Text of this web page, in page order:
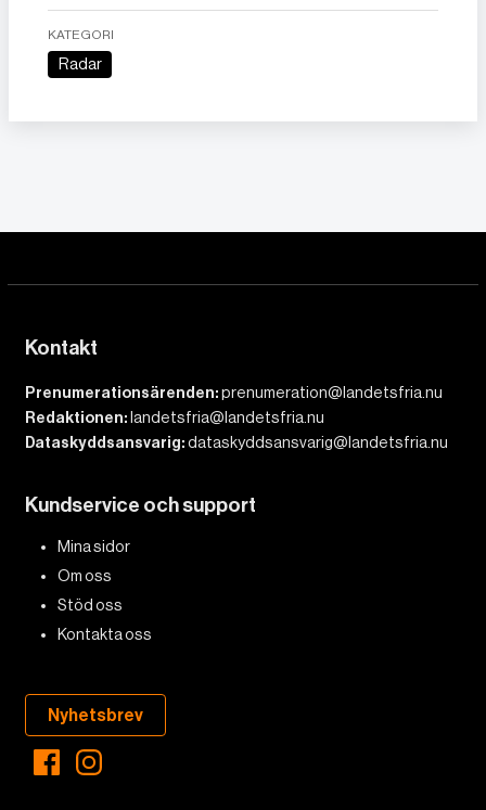
KATEGORI
Radar
Kontakt
Prenumerationsärenden:prenumeration@landetsfria.nu
Redaktionen: landetsfria@landetsfria.nu
Dataskyddsansvarig:dataskyddsansvarig@landetsfria.nu
Kundservice och support
Mina sidor
Om oss
Stöd oss
Kontakta oss
Nyhetsbrev